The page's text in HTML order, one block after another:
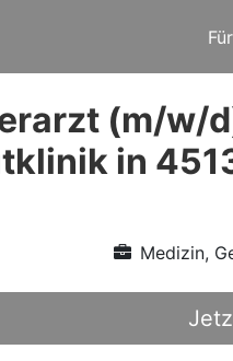
(m/w/
in
Medizin,